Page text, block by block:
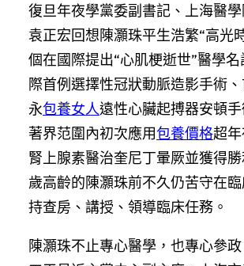
復旦年夜學黨委副書記、上海醫
袁正宏回想陳灝珠平生浩繁“高光
個在國際提出“心肌梗逝世”醫學
際首例選擇性冠狀動脈造影手術
永包養女人遠性心臟起搏器安頓
著界范圍內初次應用包養價格超
腎上腺素醫治奎尼丁暈厥並獲得
歲高齡的陳灝珠前不久仍苦守在
持查房、講授、領導臨床任務。
陳灝珠不止專心醫學，也專心參